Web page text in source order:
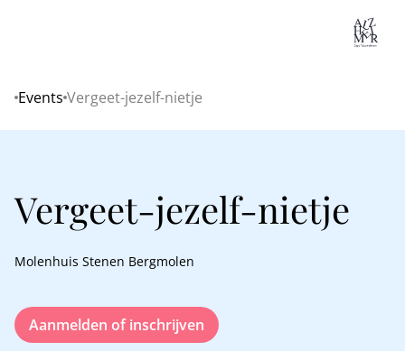
Home
Events Vergeet-jezelf-nietje
Vergeet-jezelf-nietje
Molenhuis Stenen Bergmolen
Aanmelden of inschrijven